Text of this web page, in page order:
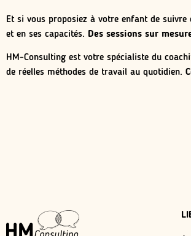
Et si vous proposiez à votre enfant de
et en ses capacités. Des sessions sur
HM-Consulting est votre spécialiste du
de réelles méthodes de travail au quotidien.